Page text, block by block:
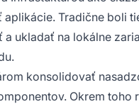
Tradične boli
ukladať na lokálne
konsolidovať
Okrem toho